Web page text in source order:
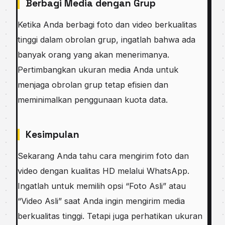
Berbagi Media dengan Grup
Ketika Anda berbagi foto dan video berkualitas
tinggi dalam obrolan grup, ingatlah bahwa ada
banyak orang yang akan menerimanya.
Pertimbangkan ukuran media Anda untuk
menjaga obrolan grup tetap efisien dan
meminimalkan penggunaan kuota data.
Kesimpulan
Sekarang Anda tahu cara mengirim foto dan
video dengan kualitas HD melalui WhatsApp.
Ingatlah untuk memilih opsi “Foto Asli” atau
“Video Asli” saat Anda ingin mengirim media
berkualitas tinggi. Tetapi juga perhatikan ukuran